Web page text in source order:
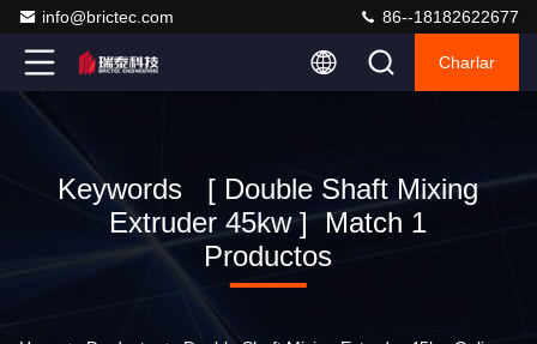
info@brictec.com 86--18182622677
Charlar
Keywords [ Double Shaft Mixing
Extruder 45kw ] Match 1
Productos